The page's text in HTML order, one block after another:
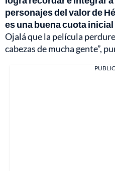
personajes del valor de
es una buena cuota
Ojalá que la película
cabezas de mucha gente”,